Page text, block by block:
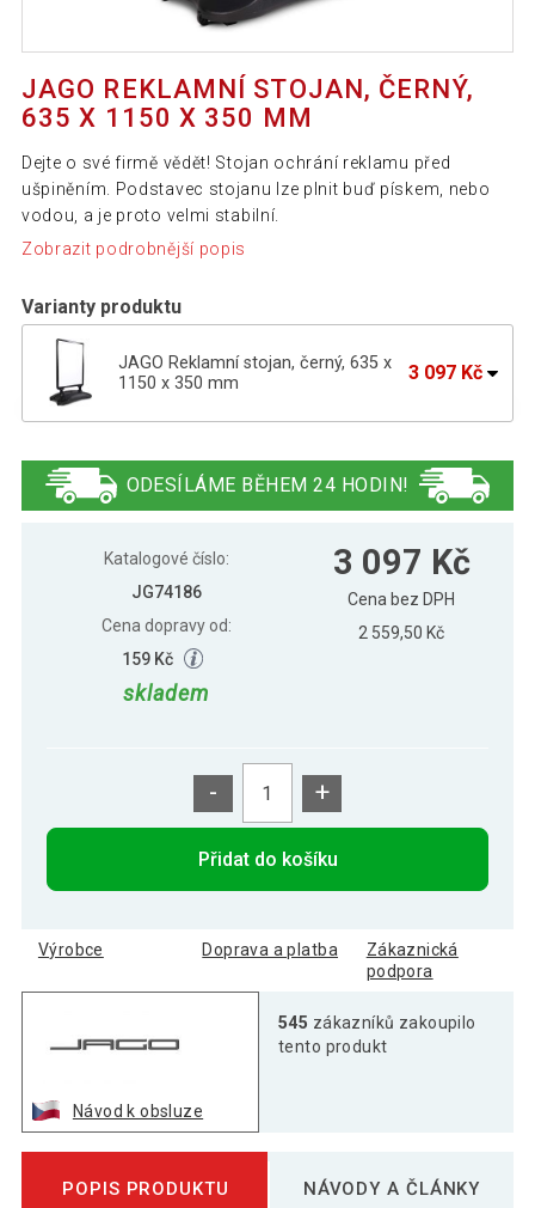
JAGO REKLAMNÍ STOJAN, ČERNÝ,
635 X 1150 X 350 MM
Dejte o své firmě vědět! Stojan ochrání reklamu před
ušpiněním. Podstavec stojanu lze plnit buď pískem, nebo
vodou, a je proto velmi stabilní.
Zobrazit podrobnější popis
Varianty produktu
JAGO Reklamní stojan, černý, 635 x
1150 x 350 mm
3 097 Kč
1150 x 350 mm
ODESÍLÁME BĚHEM 24 HODIN!
Katalogové číslo:
JG74186
Cena dopravy od:
159 Kč
skladem
3 097 Kč
Cena bez DPH
2 559,50 Kč
- +
Přidat do košíku
Výrobce Doprava a platba
Zákaznická
podpora
Návod k obsluze
545 zákazníků zakoupilo
tento produkt
POPIS PRODUKTU NÁVODY A ČLÁNKY